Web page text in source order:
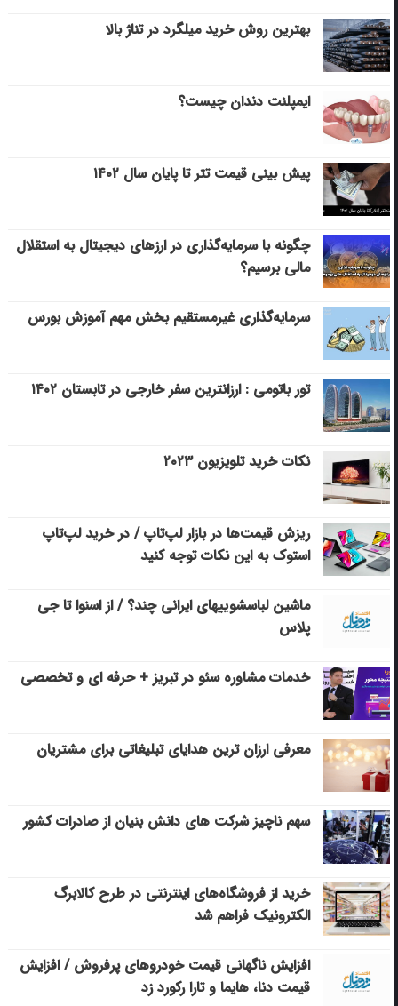
بهترین روش خرید میلگرد در تناژ بالا
ایمپلنت دندان چیست؟
پیش بینی قیمت تتر تا پایان سال ۱۴۰۲
چگونه با سرمایه‌گذاری در ارزهای دیجیتال به استقلال
مالی برسیم؟
سرمایه‌گذاری غیرمستقیم بخش مهم آموزش بورس
تور باتومی : ارزانترین سفر خارجی در تابستان ۱۴۰۲
نکات خرید تلویزیون ۲۰۲۳
ریزش قیمت‌ها در بازار لپ‌تاپ / در خرید لپ‌تاپ
استوک به این نکات توجه کنید
ماشین لباسشویی‎های ایرانی چند؟ / از اسنوا تا جی
پلاس
خدمات مشاوره سئو در تبریز + حرفه ای و تخصصی
معرفی ارزان ترین هدایای تبلیغاتی برای مشتریان
سهم ناچیز شرکت های دانش بنیان از صادرات کشور
خرید از فروشگاه‌های اینترنتی در طرح کالابرگ
الکترونیک فراهم شد
افزایش ناگهانی قیمت خودروهای پرفروش / افزایش
قیمت دنا، هایما و تارا رکورد زد